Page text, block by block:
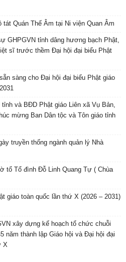
Quán Thế Âm tại Ni viện Quan Âm
GHPGVN tỉnh dâng hương bạch Phật,
sĩ trước thềm Đại hội đại biểu Phật
sàng cho Đại hội đại biểu Phật giáo
và BĐD Phật giáo Liên xã Vụ Bản,
mừng Ban Dân tộc và Tôn giáo tỉnh
truyền thống ngành quản lý Nhà
tổ Tổ đình Đỗ Linh Quang Tự ( Chùa
giáo toàn quốc lần thứ X (2026 – 2031)
xây dựng kế hoạch tổ chức chuỗi
năm thành lập Giáo hội và Đại hội đại
X